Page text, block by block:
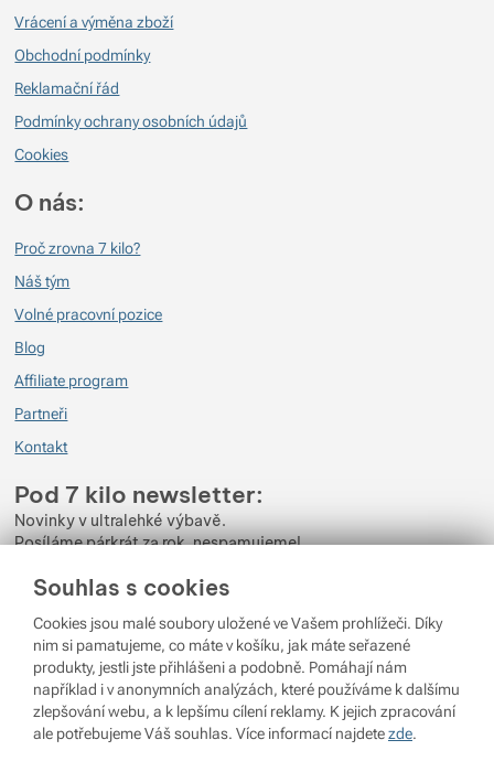
Souhlas s cookies
Cookies jsou malé soubory uložené ve Vašem prohlížeči. Díky
nim si pamatujeme, co máte v košíku, jak máte seřazené
produkty, jestli jste přihlášeni a podobně. Pomáhají nám
například i v anonymních analýzách, které používáme k dalšímu
zlepšování webu, a k lepšímu cílení reklamy. K jejich zpracování
ale potřebujeme Váš souhlas. Více informací najdetezde.
Vrácení a výměna zboží
Obchodní podmínky
Reklamační řád
Podmínky ochrany osobních údajů
Cookies
O nás:
Proč zrovna 7 kilo?
Náš tým
Volné pracovní pozice
Blog
Affiliate program
Partneři
Kontakt
Pod 7 kilo newsletter:
Novinky v ultralehké výbavě.
Posíláme párkrát za rok, nespamujeme!
Zadejte váš e-mail
Odběrem newsletteru souhlasíte se zpracovánímOsobních údajů.
Přihlásit se
Shopio